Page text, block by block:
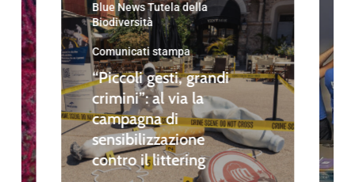
Blue News Tutela della
Biodiversità
Comunicati stampa
“Piccoli gesti, grandi
crimini”: al via la
campagna di
sensibilizzazione
contro il littering